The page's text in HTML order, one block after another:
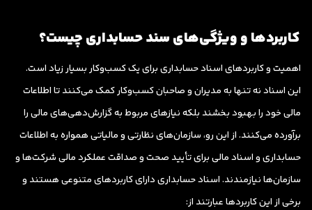
کاربردها و ویژگی‌های سند حسابداری چیست؟
اهمیت و کاربردهای اسناد حسابداری برای یک کسب‌وکار بسیار زیاد است.
این اسناد نه تنها به مدیران و صاحبان کسب‌وکار کمک می‌کنند تا اطلاعات
مالی خود را بهبود بخشند بلکه نیازهای مربوط به گزارش‌دهی‌های مالی را
برآورده می‌کنند. از این رو، سازمان‌های نظارتی و مالیاتی همواره به اطلاعات
حسابداری و اسناد مالی برای تأیید صحت و صداقت عملکرد مالی شرکت‌ها و
سازمان‌ها نیازمندند. اسناد حسابداری دارای کاربردهای متنوعی هستند و
برخی از این کاربردها عبارتند از: